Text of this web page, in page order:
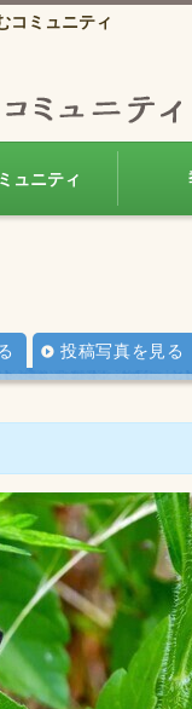
コミュニティ
ュニティ
投稿写真を見る